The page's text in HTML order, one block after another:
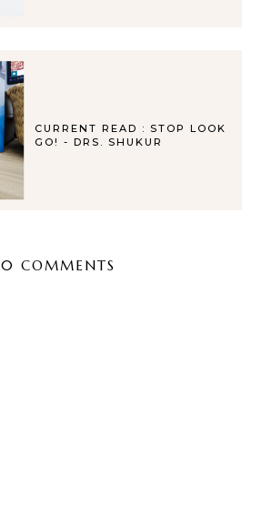
CURRENT READ : STOP LOOK
GO! - DRS. SHUKUR
0 COMMENTS